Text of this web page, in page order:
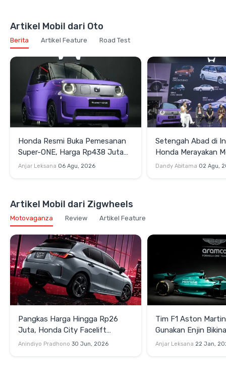
Artikel Mobil dari Oto
Berita Artikel Feature Road Test
Honda Resmi Buka Pemesanan
Super-ONE, Harga Rp438 Juta
OTR Jakarta
Anjar Leksana 06 Agu, 2026
Setengah Abad di
Honda Merayakan
Perjalanan Lintas
Dandy Abitama 02 Agu,
Artikel Mobil dari Zigwheels
Motovaganza Review Artikel Feature
Pangkas Harga Hingga Rp26
Juta, Honda City Facelift
Meluncur di Thailand
Anindiyo Pradhono 30 Jun, 2026
Tim F1 Aston
Gunakan Enjin
untuk Balapan 2026
Anjar Leksana 22 Jan,